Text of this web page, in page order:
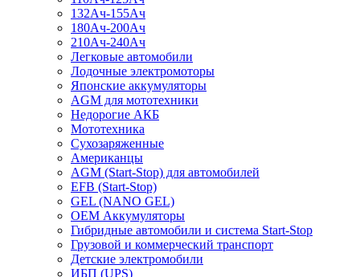
132Ач-155Ач
180Ач-200Ач
210Ач-240Ач
Легковые автомобили
Лодочные электромоторы
Японские аккумуляторы
AGM для мототехники
Недорогие АКБ
Мототехника
Сухозаряженные
Американцы
AGM (Start-Stop) для автомобилей
EFB (Start-Stop)
GEL (NANO GEL)
OEM Аккумуляторы
Гибридные автомобили и система Start-Stop
Грузовой и коммерческий транспорт
Детские электромобили
ИБП (UPS)